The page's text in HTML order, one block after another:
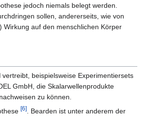
jedoch niemals belegt werden.
sollen, andererseits, wie von
auf den menschlichen Körper
beispielsweise Experimentiersets
GmbH, die Skalarwellenprodukte
zu können.
[6]
. Bearden ist unter anderem der